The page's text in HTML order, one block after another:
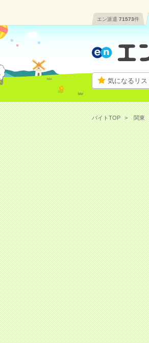
エン派遣 71573件
気になるリス
バイトTOP 関東